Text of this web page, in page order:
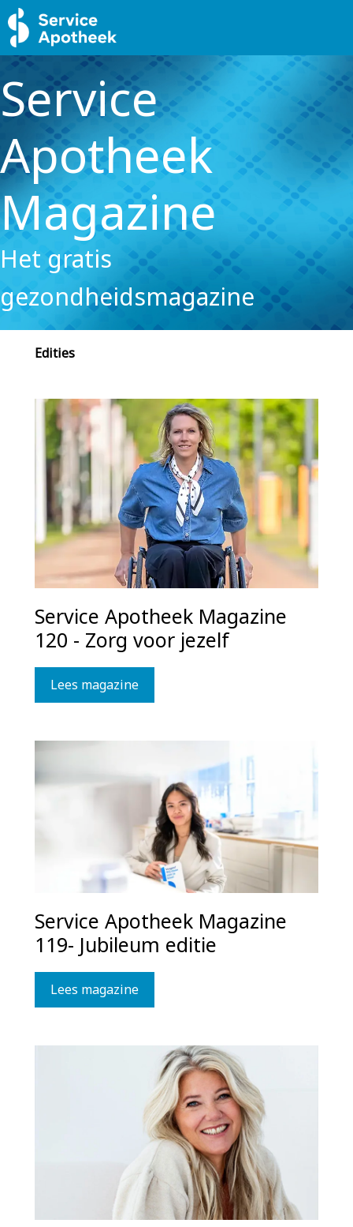
Service
Apotheek
Magazine
Het gratis
gezondheidsmagazine
Edities
Service Apotheek Magazine
120 - Zorg voor jezelf
Lees magazine
Service Apotheek Magazine
119- Jubileum editie
Lees magazine